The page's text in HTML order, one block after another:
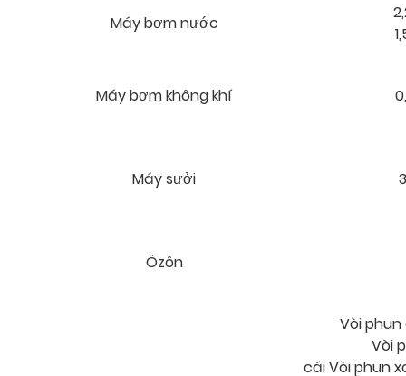
Máy bơm nước
Máy bơm không khí
Máy sưởi
Ôzôn
Vòi phun
Vòi
cái Vòi phun